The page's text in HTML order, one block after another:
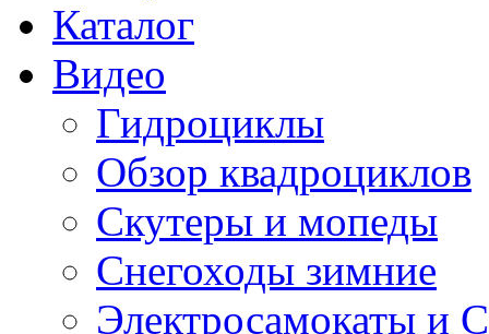
Каталог
Видео
Гидроциклы
Обзор квадроциклов
Скутеры и мопеды
Снегоходы зимние
Электросамокаты и